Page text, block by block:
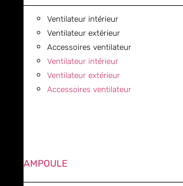
Ventilateur intérieur
Ventilateur extérieur
Accessoires ventilateur
Ventilateur intérieur
Ventilateur extérieur
Accessoires ventilateur
AMPOULE